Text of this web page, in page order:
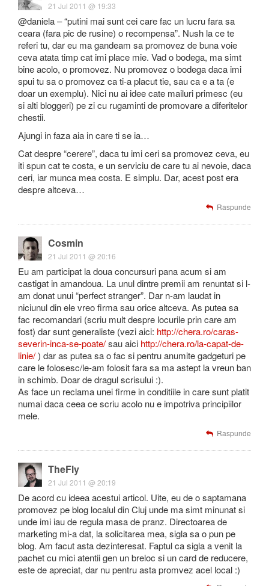
21 Jul 2011 @ 19:33
@daniela – “putini mai sunt cei care fac un lucru fara sa
ceara (fara pic de rusine) o recompensa”. Nush la ce te
referi tu, dar eu ma gandeam sa promovez de buna voie
ceva atata timp cat imi place mie. Vad o bodega, ma simt
bine acolo, o promovez. Nu promovez o bodega daca imi
spui tu sa o promovez ca ti-a placut tie, sau ca e a ta (e
doar un exemplu). Nici nu ai idee cate mailuri primesc (eu
si alti bloggeri) pe zi cu rugaminti de promovare a diferitelor
chestii.
Ajungi in faza aia in care ti se ia…
Cat despre “cerere”, daca tu imi ceri sa promovez ceva, eu
iti spun cat te costa, e un serviciu de care tu ai nevoie, daca
ceri, iar munca mea costa. E simplu. Dar, acest post era
despre altceva…
Raspunde
Cosmin
21 Jul 2011 @ 20:16
Eu am participat la doua concursuri pana acum si am
castigat in amandoua. La unul dintre premii am renuntat si l-
am donat unui “perfect stranger”. Dar n-am laudat in
niciunul din ele vreo firma sau orice altceva. As putea sa
fac recomandari (scriu mult despre locurile prin care am
fost) dar sunt generaliste (vezi aici: http://chera.ro/caras-
severin-inca-se-poate/sau aici http://chera.ro/la-capat-de-
linie/) dar as putea sa o fac si pentru anumite gadgeturi pe
care le folosesc/le-am folosit fara sa ma astept la vreun ban
in schimb. Doar de dragul scrisului :).
As face un reclama unei firme in conditiile in care sunt platit
numai daca ceea ce scriu acolo nu e impotriva principiilor
mele.
Raspunde
TheFly
21 Jul 2011 @ 20:19
De acord cu ideea acestui articol. Uite, eu de o saptamana
promovez pe blog localul din Cluj unde ma simt minunat si
unde imi iau de regula masa de pranz. Directoarea de
marketing mi-a dat, la solicitarea mea, sigla sa o pun pe
blog. Am facut asta dezinteresat. Faptul ca sigla a venit la
pachet cu mici atentii gen un breloc si un card de reducere,
este de apreciat, dar nu pentru asta promvez acel local :)